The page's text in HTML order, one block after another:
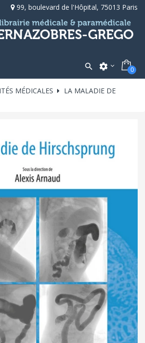
99, boulevard de l'Hôpital, 75013 Paris
 settings 0
MÉDICALES
LA MALADIE DE